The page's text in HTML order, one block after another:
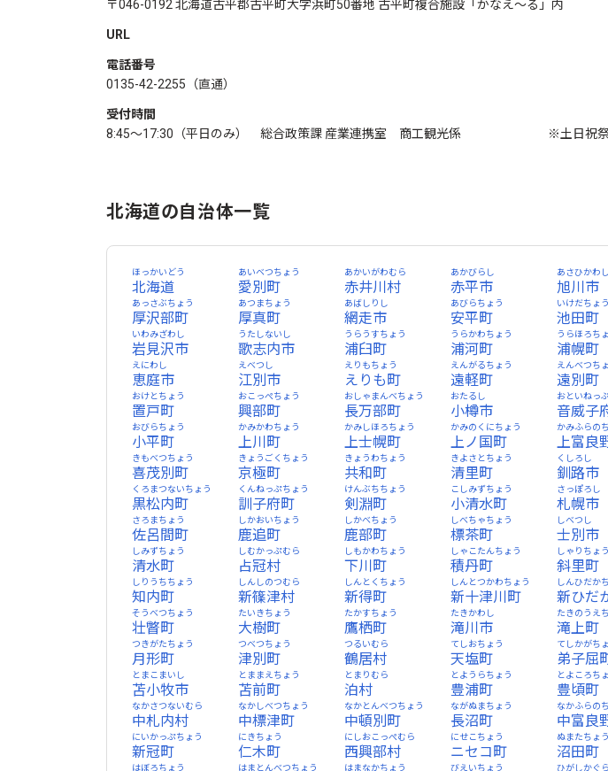
〒046-0192 北海道古平郡古平町大字浜町50番地 古平町複合施設「かなえ～る」内
URL
電話番号
0135-42-2255（直通）
受付時間
8:45～17:30（平日のみ） 総合政策課 産業連携室 商工観光係 ※土日祝
北海道の自治体一覧
北海道
ほっかいどう
愛別町
あいベつちょう
赤井川村
あかいがわむら
赤平市
あかびらし
旭川市
あさひかわし
厚沢部町
あっさぶちょう
厚真町
あつまちょう
網走市
あばしりし
安平町
あびらちょう
池田町
いけだちょう
岩見沢市
いわみざわし
歌志内市
うたしないし
浦臼町
うらうすちょう
浦河町
うらかわちょう
浦幌町
うらほろち
恵庭市
えにわし
江別市
えべつし
えりも町
えりもちょう
遠軽町
えんがるちょう
遠別町
えんべつち
置戸町
おけとちょう
興部町
おこっぺちょう
長万部町
おしゃまんべちょう
小樽市
おたるし
音威子
おといねっ
小平町
おびらちょう
上川町
かみかわちょう
上士幌町
かみしほろちょう
上ノ国町
かみのくにちょう
上富良
かみふらの
喜茂別町
きもべつちょう
京極町
きょうごくちょう
共和町
きょうわちょう
清里町
きよさとちょう
釧路市
くしろし
黒松内町
くろまつないちょう
訓子府町
くんねっぷちょう
剣淵町
けんぶちちょう
小清水町
こしみずちょう
札幌市
さっぽろし
佐呂間町
さろまちょう
鹿追町
しかおいちょう
鹿部町
しかべちょう
標茶町
しべちゃちょう
士別市
しべつし
清水町
しみずちょう
占冠村
しむかっぷむら
下川町
しもかわちょう
積丹町
しゃこたんちょう
斜里町
しゃりちょう
知内町
しりうちちょう
新篠津村
しんしのつむら
新得町
しんとくちょう
新十津川町
しんとつかわちょう
新ひだ
しんひだか
壮瞥町
そうべつちょう
大樹町
たいきちょう
鷹栖町
たかすちょう
滝川市
たきかわし
滝上町
たきのうえ
月形町
つきがたちょう
津別町
つべつちょう
鶴居村
つるいむら
天塩町
てしおちょう
弟子屈
てしかがち
苫小牧市
とまこまいし
苫前町
とままえちょう
泊村
とまりむら
豊浦町
とようらちょう
豊頃町
とよころち
中札内村
なかさつないむら
中標津町
なかしべつちょう
中頓別町
なかとんべつちょう
長沼町
ながぬまちょう
中富良
なかふらの
新冠町
にいかっぷちょう
仁木町
にきちょう
西興部村
にしおこっぺむら
ニセコ町
にせこちょう
沼田町
ぬまたちょう
はぼろちょう はまとんべつちょう はまなかちょう びえいちょう ひがしかぐ